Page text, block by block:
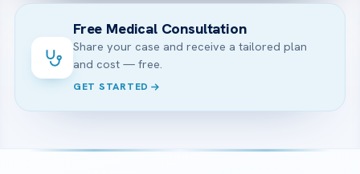
Free Medical Consultation
Share your case and receive a tailored plan
and cost — free.
GET STARTED